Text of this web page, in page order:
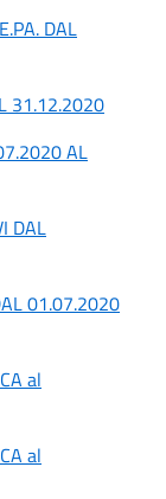
DAL
31.12.2020
AL
DAL
01.07.2020
al
al